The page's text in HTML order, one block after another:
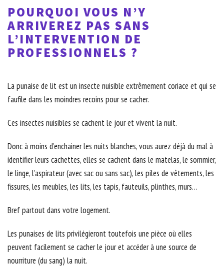
POURQUOI VOUS N’Y
ARRIVEREZ PAS SANS
L’INTERVENTION DE
PROFESSIONNELS ?
La punaise de lit est un insecte nuisible extrêmement coriace et qui se
faufile dans les moindres recoins pour se cacher.
Ces insectes nuisibles se cachent le jour et vivent la nuit.
Donc à moins d’enchainer les nuits blanches, vous aurez déjà du mal à
identifier leurs cachettes, elles se cachent dans le matelas, le sommier,
le linge, l’aspirateur (avec sac ou sans sac), les piles de vêtements, les
fissures, les meubles, les lits, les tapis, fauteuils, plinthes, murs…
Bref partout dans votre logement.
Les punaises de lits privilégieront toutefois une pièce où elles
peuvent facilement se cacher le jour et accéder à une source de
nourriture (du sang) la nuit.